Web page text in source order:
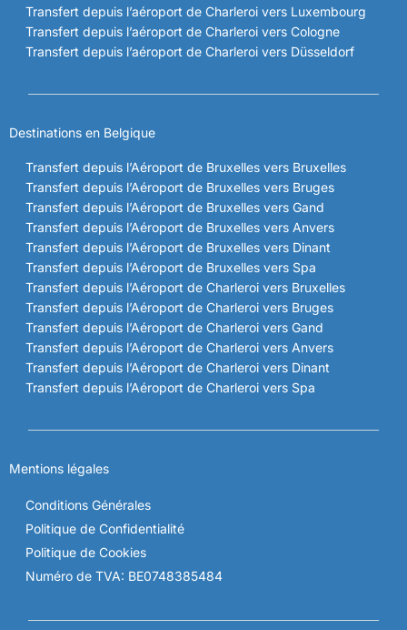
Transfert depuis l’aéroport de Charleroi vers Luxembourg
Transfert depuis l’aéroport de Charleroi vers Cologne
Transfert depuis l’aéroport de Charleroi vers Düsseldorf
Destinations en Belgique
Transfert depuis l’Aéroport de Bruxelles vers Bruxelles
Transfert depuis l’Aéroport de Bruxelles vers Bruges
Transfert depuis l’Aéroport de Bruxelles vers Gand
Transfert depuis l’Aéroport de Bruxelles vers Anvers
Transfert depuis l’Aéroport de Bruxelles vers Dinant
Transfert depuis l’Aéroport de Bruxelles vers Spa
Transfert depuis l’Aéroport de Charleroi vers Bruxelles
Transfert depuis l’Aéroport de Charleroi vers Bruges
Transfert depuis l’Aéroport de Charleroi vers Gand
Transfert depuis l’Aéroport de Charleroi vers Anvers
Transfert depuis l’Aéroport de Charleroi vers Dinant
Transfert depuis l’Aéroport de Charleroi vers Spa
Mentions légales
Conditions Générales
Politique de Confidentialité
Politique de Cookies
Numéro de TVA: BE0748385484